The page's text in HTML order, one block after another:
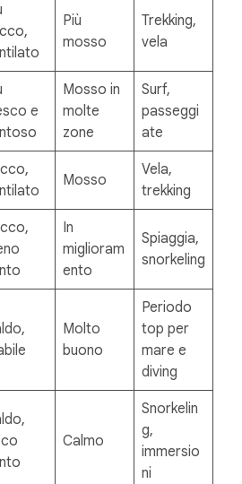
Più
mosso
Trekking,
vela
e
Mosso in
molte
zone
Surf,
passeggi
ate
Mosso
Vela,
trekking
In
miglioram
ento
Spiaggia,
snorkeling
Molto
buono
Periodo
top per
mare e
diving
Calmo
Snorkelin
g,
immersio
ni